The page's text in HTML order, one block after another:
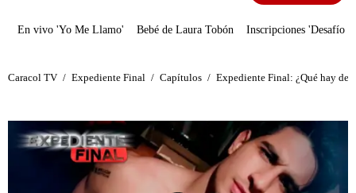
Enviar
En vivo 'Yo Me Llamo' Bebé de Laura Tobón Inscripciones 'Desafío'
Caracol TV / Expediente Final / Capítulos / Expediente Final: ¿Qué hay